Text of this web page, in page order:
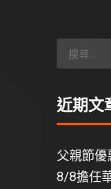
近期文
父親節
8/8擔任